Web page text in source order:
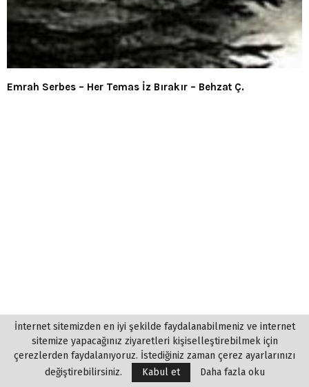
Emrah Serbes – Her Temas İz Bırakır – Behzat Ç.
İnternet sitemizden en iyi şekilde faydalanabilmeniz ve internet
sitemize yapacağınız ziyaretleri kişiselleştirebilmek için
çerezlerden faydalanıyoruz. İstediğiniz zaman çerez ayarlarınızı
değiştirebilirsiniz.
Kabul et Daha fazla oku